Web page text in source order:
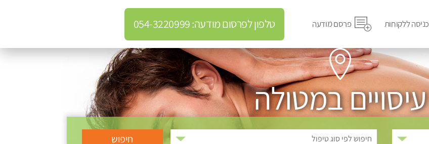
כניסה ללקוחות פרסם מודעה טלפון לפרסום מודעה: 054-3220999
עיסויים במטולה
חיפוש לפי סוג טיפול